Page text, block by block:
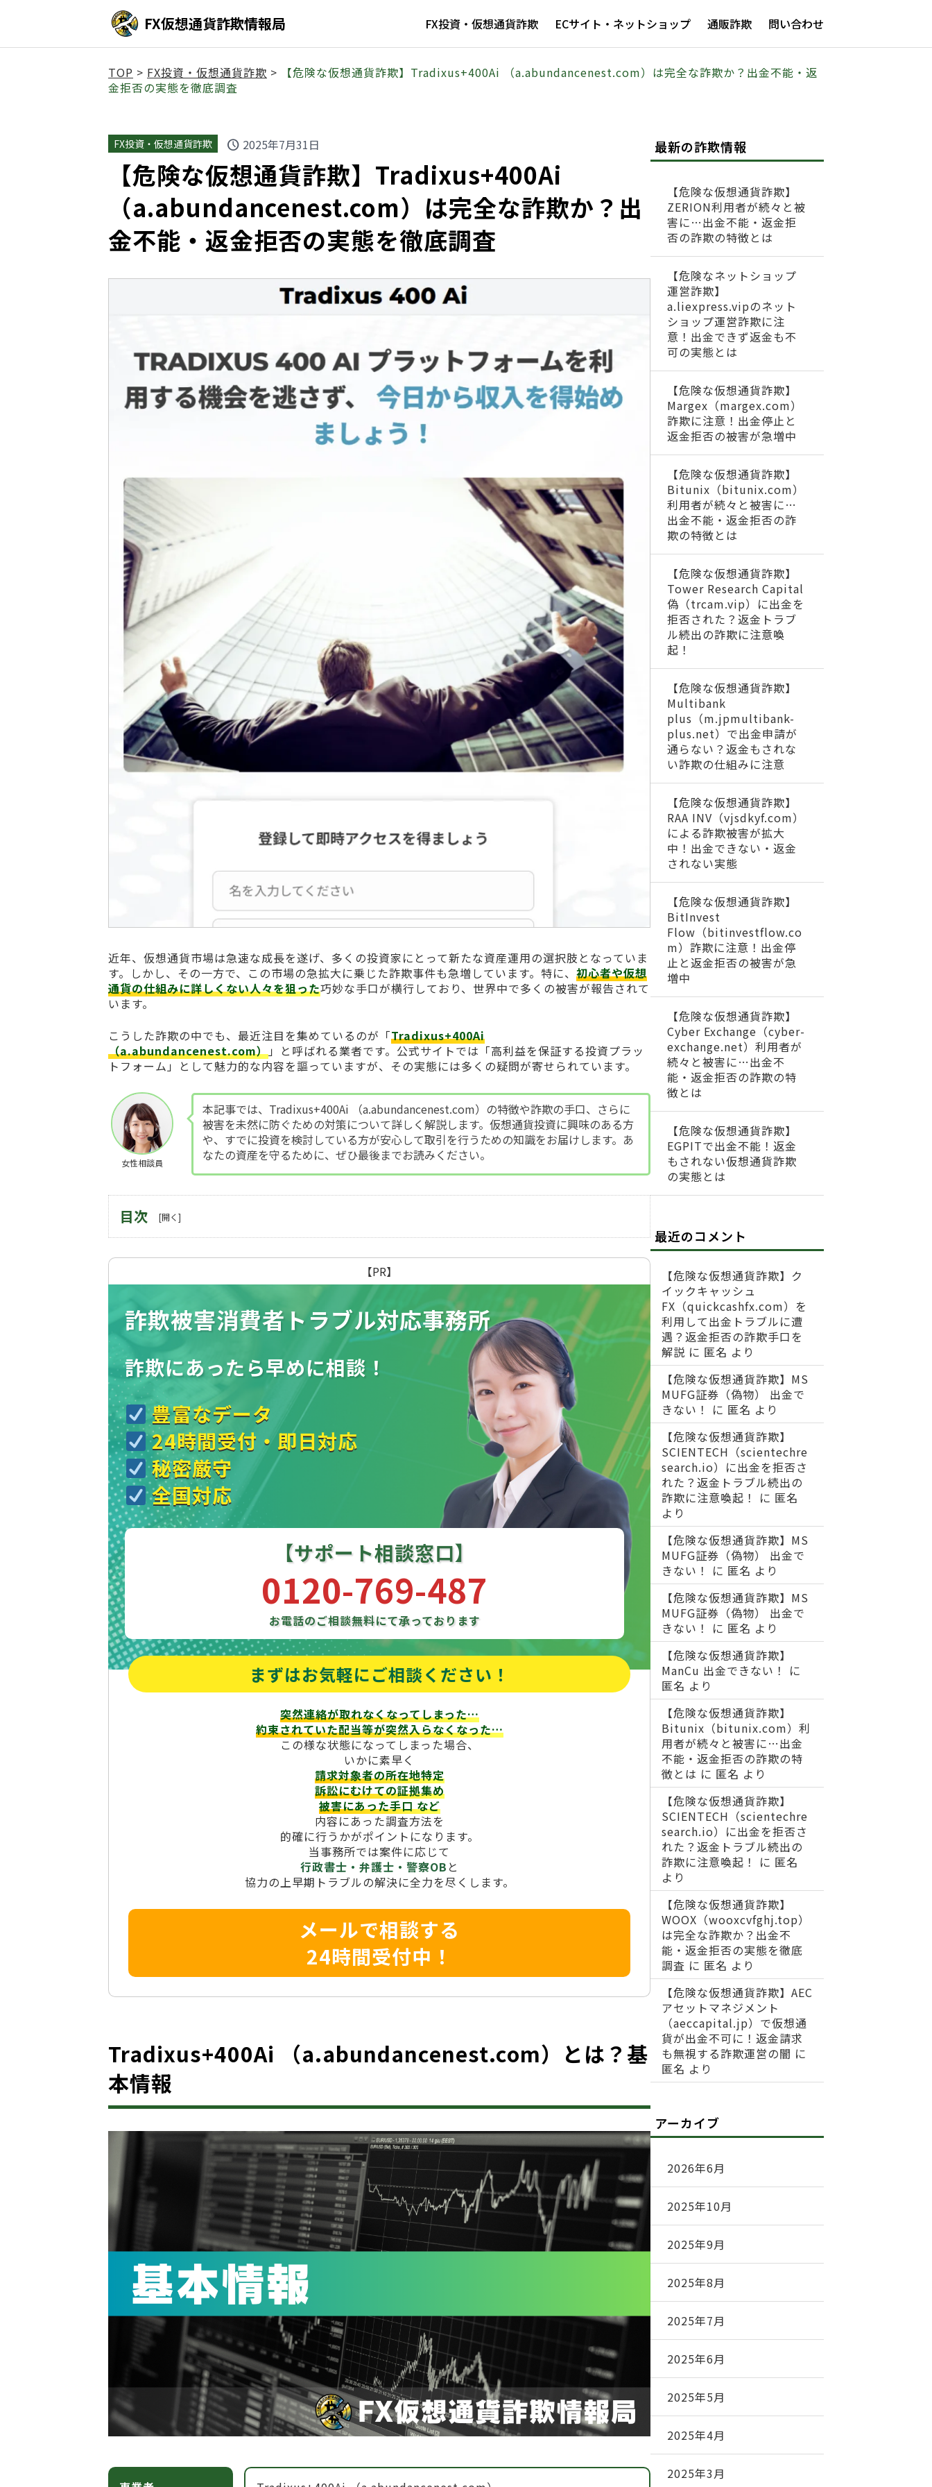
FX仮想通貨詐欺情報局 FX投資・仮想通貨詐欺 ECサイト・ネットショップ 通販詐欺 問い合わせ
TOP > FX投資・仮想通貨詐欺 >
【危険な仮想通貨詐欺】Tradixus+400Ai （a.abundancenest.com）は完全な詐欺か？出金不能・返
金拒否の実態を徹底調査
FX投資・仮想通貨詐欺 schedule 2025年7月31日
【危険な仮想通貨詐欺】Tradixus+400Ai
（a.abundancenest.com）は完全な詐欺か？出
金不能・返金拒否の実態を徹底調査
近年、仮想通貨市場は急速な成長を遂げ、多くの投資家にとって新たな資産運用の選択肢となっていま
す。しかし、その一方で、この市場の急拡大に乗じた詐欺事件も急増しています。特に、 初心者や仮想
通貨の仕組みに詳しくない人々を狙った巧妙な手口が横行しており、世界中で多くの被害が報告されて
います。
こうした詐欺の中でも、最近注目を集めているのが「Tradixus+400Ai
（a.abundancenest.com）」と呼ばれる業者です。公式サイトでは「高利益を保証する投資プラッ
トフォーム」として魅力的な内容を謳っていますが、その実態には多くの疑問が寄せられています。
女性相談員
本記事では、Tradixus+400Ai （a.abundancenest.com）の特徴や詐欺の手口、さらに
被害を未然に防ぐための対策について詳しく解説します。仮想通貨投資に興味のある方
や、すでに投資を検討している方が安心して取引を行うための知識をお届けします。あ
なたの資産を守るために、ぜひ最後までお読みください。
目次
【PR】
詐欺被害消費者トラブル対応事務所
詐欺にあったら早めに相談！
豊富なデータ
24時間受付・即日対応
秘密厳守
全国対応
【サポート相談窓口】
0120-769-487
お電話のご相談無料にて承っております
まずはお気軽にご相談ください！
突然連絡が取れなくなってしまった…
約束されていた配当等が突然入らなくなった…
この様な状態になってしまった場合、
いかに素早く
請求対象者の所在地特定
訴訟にむけての証拠集め
被害にあった手口など
内容にあった調査方法を
的確に行うかがポイントになります。
当事務所では案件に応じて
行政書士・弁護士・警察OB と
協力の上早期トラブルの解決に全力を尽くします。
メールで相談する
24時間受付中！
Tradixus+400Ai （a.abundancenest.com）とは？基
本情報
最新の詐欺情報
【危険な仮想通貨詐欺】
ZERION利用者が続々と被
害に…出金不能・返金拒
否の詐欺の特徴とは
【危険なネットショップ
運営詐欺】
a.liexpress.vipのネット
ショップ運営詐欺に注
意！出金できず返金も不
可の実態とは
【危険な仮想通貨詐欺】
Margex（margex.com）
詐欺に注意！出金停止と
返金拒否の被害が急増中
【危険な仮想通貨詐欺】
Bitunix（bitunix.com）
利用者が続々と被害に…
出金不能・返金拒否の詐
欺の特徴とは
【危険な仮想通貨詐欺】
Tower Research Capital
偽（trcam.vip）に出金を
拒否された？返金トラブ
ル続出の詐欺に注意喚
起！
【危険な仮想通貨詐欺】
Multibank
plus（m.jpmultibank-
plus.net）で出金申請が
通らない？返金もされな
い詐欺の仕組みに注意
【危険な仮想通貨詐欺】
RAA INV（vjsdkyf.com）
による詐欺被害が拡大
中！出金できない・返金
されない実態
【危険な仮想通貨詐欺】
BitInvest
Flow（bitinvestflow.co
m）詐欺に注意！出金停
止と返金拒否の被害が急
増中
【危険な仮想通貨詐欺】
Cyber Exchange（cyber-
exchange.net）利用者が
続々と被害に…出金不
能・返金拒否の詐欺の特
徴とは
【危険な仮想通貨詐欺】
EGPITで出金不能！返金
もされない仮想通貨詐欺
の実態とは
最近のコメント
【危険な仮想通貨詐欺】ク
イックキャッシュ
FX（quickcashfx.com）を
利用して出金トラブルに遭
遇？返金拒否の詐欺手口を
解説 に 匿名 より
【危険な仮想通貨詐欺】MS
MUFG証券（偽物） 出金で
きない！
に 匿名 より
【危険な仮想通貨詐欺】
SCIENTECH（scientechre
search.io）に出金を拒否さ
れた？返金トラブル続出の
詐欺に注意喚起！
に 匿名
より
【危険な仮想通貨詐欺】MS
MUFG証券（偽物） 出金で
きない！
に 匿名 より
【危険な仮想通貨詐欺】MS
MUFG証券（偽物） 出金で
きない！
に 匿名 より
【危険な仮想通貨詐欺】
ManCu 出金できない！
に
匿名 より
【危険な仮想通貨詐欺】
Bitunix（bitunix.com）利
用者が続々と被害に…出金
不能・返金拒否の詐欺の特
徴とは に 匿名 より
【危険な仮想通貨詐欺】
SCIENTECH（scientechre
search.io）に出金を拒否さ
れた？返金トラブル続出の
詐欺に注意喚起！
に 匿名
より
【危険な仮想通貨詐欺】
WOOX（wooxcvfghj.top）
は完全な詐欺か？出金不
能・返金拒否の実態を徹底
調査 に 匿名 より
【危険な仮想通貨詐欺】AEC
アセットマネジメント
（aeccapital.jp）で仮想通
貨が出金不可に！返金請求
も無視する詐欺運営の闇 に
匿名 より
アーカイブ
2026年6月
2025年10月
2025年9月
2025年8月
2025年7月
2025年6月
2025年5月
2025年4月
2025年3月